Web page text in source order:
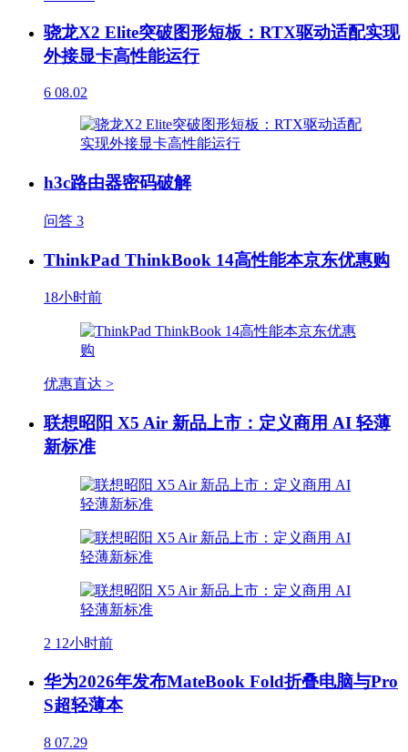
骁龙X2 Elite突破图形短板：RTX驱动适配实现
外接显卡高性能运行
6 08.02
h3c路由器密码破解
问答 3
ThinkPad ThinkBook 14高性能本京东优惠购
18小时前
优惠直达 >
联想昭阳 X5 Air 新品上市：定义商用 AI 轻薄
新标准
2 12小时前
华为2026年发布MateBook Fold折叠电脑与Pro
S超轻薄本
8 07.29